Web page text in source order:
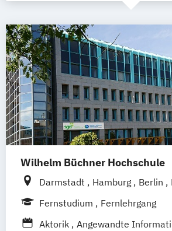
Wilhelm Büchner Hochschule
Darmstadt Hamburg Berlin
Bonn
Nürnberg München
Fernstudium
Fernlehrgang
Aktorik
Angewandte